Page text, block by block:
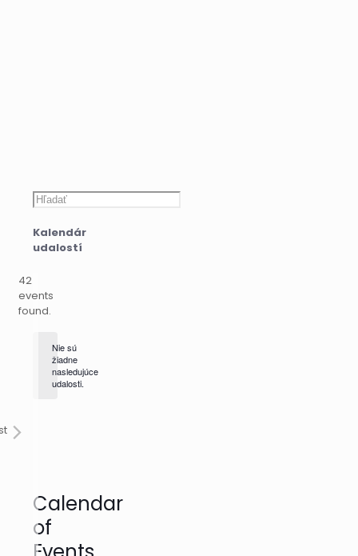
Hľadať
Kalendár
udalostí
42
events
found.
Nie sú
žiadne
nasledujúce
udalosti.
Calendar
of